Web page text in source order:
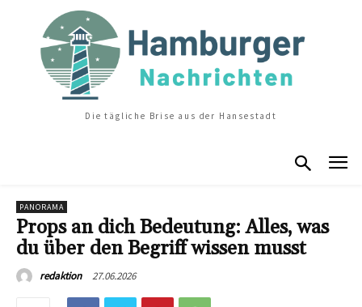
Die tägliche Brise aus der Hansestadt
PANORAMA
Props an dich Bedeutung: Alles, was
du über den Begriff wissen musst
redaktion 27.06.2026